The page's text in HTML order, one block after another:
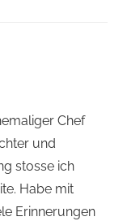
Chef
und
stosse ich
Habe mit
Erinnerungen